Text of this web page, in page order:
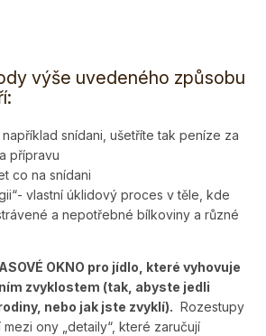
výše uvedeného způsobu
snídani, ušetříte tak peníze za
přípravu
co na snídani
vlastní úklidový proces v těle, kde
a nepotřebné bílkoviny a různé
OKNO pro jídlo, které vyhovuje
zvyklostem (tak, abyste jedli
nebo jak jste zvyklí). Rozestupy
ony „detaily“, které zaručují